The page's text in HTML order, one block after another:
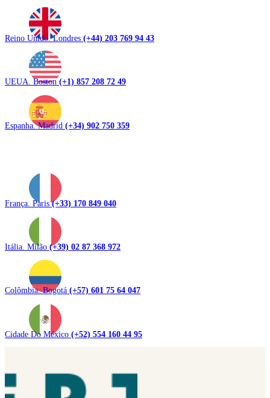
Reino Unido. Londres (+44) 203 769 94 43
UEUA. Boston(+1) 857 208 72 49
Espanha. Madrid (+34) 902 750 359
França. Paris(+33) 170 849 040
Itália. Milão (+39) 02 87 368 972
Colômbia. Bogotá (+57) 601 75 64 047
Cidade Do México (+52) 554 160 44 95